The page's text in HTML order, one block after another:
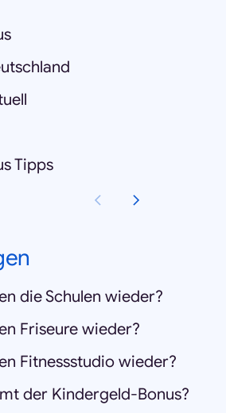
Tipps
die Schulen wieder?
Friseure wieder?
Fitnessstudio wieder?
der Kindergeld-Bonus?